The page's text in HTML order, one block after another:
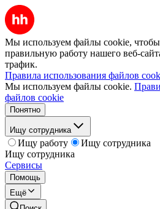
Мы используем файлы cookie, чтобы
правильную работу нашего веб-
трафик.
Правила использования файлов
Мы используем файлы cookie.
файлов cookie
Понятно
Ищу сотрудника
Ищу работу
Ищу сотрудника
Ищу сотрудника
Сервисы
Помощь
Ещё